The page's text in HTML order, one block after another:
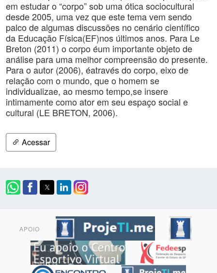
em estudar o “corpo” sob uma ótica sociocultural
desde 2005, uma vez que este tema vem sendo
palco de algumas discussões no cenário científico
da Educação Física(EF)nos últimos anos. Para Le
Breton (2011) o corpo éum importante objeto de
análise para uma melhor compreensão do presente.
Para o autor (2006), éatravés do corpo, eixo de
relação com o mundo, que o homem se
individualizae, ao mesmo tempo,se insere
intimamente como ator em seu espaço social e
cultural (LE BRETON, 2006).
Acessar
APOIO